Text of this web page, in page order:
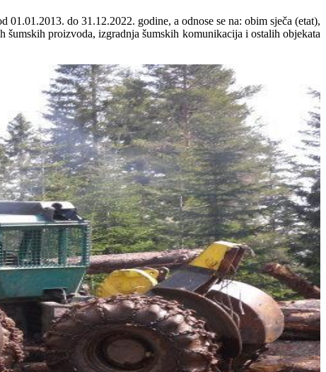
do 31.12.2022. godine, a odnose se na: obim sječa (etat),
šumskih proizvoda, izgradnja šumskih komunikacija i ostalih objekata